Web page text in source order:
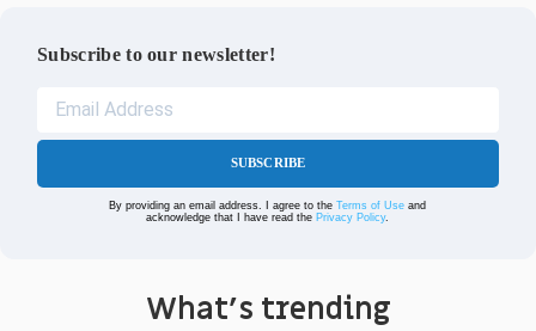
Subscribe to our newsletter!
SUBSCRIBE
By providing an email address. I agree to theTerms of Use and
acknowledge that I have read the Privacy Policy.
What's trending